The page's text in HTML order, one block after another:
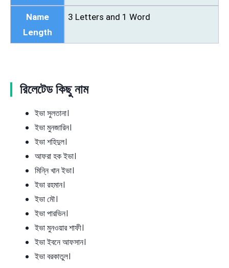
Name
Length
3 Letters and 1 Word
রিলেটেড কিছু নাম
ইভা সুলতানা।
ইভা মুনজারিন।
ইভা শহিদুল।
আফরা হক ইভা।
মিন্নি খান ইভা।
ইভা রহমান।
ইভা মৌ।
ইভা পারভিন।
ইভা মুনওয়ার শাফী।
ইভা ইবনে আফসান।
ইভা বরকাতুল।